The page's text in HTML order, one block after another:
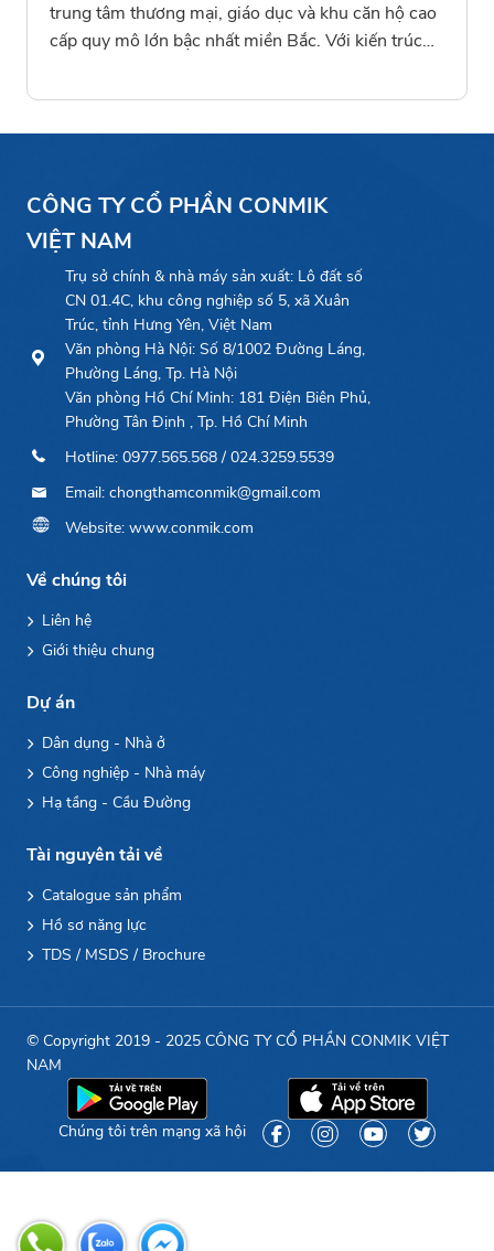
trung tâm thương mại, giáo dục và khu căn hộ cao
cấp quy mô lớn bậc nhất miền Bắc. Với kiến trúc
đòi hỏi tiêu chuẩn cao về chất lượng vật liệu cũng
gốc xi măng cải tiến, góp phần đảm bảo độ bền,
tính thẩm mỹ và tuổi thọ lâu dài cho toàn bộ hạng
tại Royal City là minh chứng cho uy tín và chất
lượng của thương hiệu trong các công trình quy
mô lớn trên toàn quốc.
CÔNG TY CỔ PHẦN CONMIK
VIỆT NAM
Trụ sở chính & nhà máy sản xuất: Lô đất số
CN 01.4C, khu công nghiệp số 5, xã Xuân
Trúc, tỉnh Hưng Yên, Việt Nam
Văn phòng Hà Nội: Số 8/1002 Đường Láng,
Phường Láng, Tp. Hà Nội
Văn phòng Hồ Chí Minh: 181 Điện Biên Phủ,
Phường Tân Định , Tp. Hồ Chí Minh
Hotline: 0977.565.568 / 024.3259.5539
Email: chongthamconmik@gmail.com
Website: www.conmik.com
Về chúng tôi
Liên hệ
Giới thiệu chung
Dự án
Dân dụng - Nhà ở
Công nghiệp - Nhà máy
Hạ tầng - Cầu Đường
Tài nguyên tải về
Catalogue sản phẩm
Hồ sơ năng lực
TDS / MSDS / Brochure
© Copyright 2019 - 2025 CÔNG TY CỔ PHẦN CONMIK VIỆT
NAM
Chúng tôi trên mạng xã hội